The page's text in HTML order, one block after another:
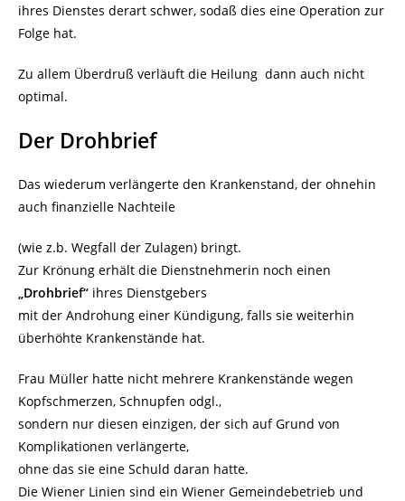
ihres Dienstes derart schwer, sodaß dies eine Operation zur
Folge hat.
Zu allem Überdruß verläuft die Heilung dann auch nicht
optimal.
Der Drohbrief
Das wiederum verlängerte den Krankenstand, der ohnehin
auch finanzielle Nachteile
(wie z.b. Wegfall der Zulagen) bringt.
Zur Krönung erhält die Dienstnehmerin noch einen
„Drohbrief“ ihres Dienstgebers
mit der Androhung einer Kündigung, falls sie weiterhin
überhöhte Krankenstände hat.
Frau Müller hatte nicht mehrere Krankenstände wegen
Kopfschmerzen, Schnupfen odgl.,
sondern nur diesen einzigen, der sich auf Grund von
Komplikationen verlängerte,
ohne das sie eine Schuld daran hatte.
Die Wiener Linien sind ein Wiener Gemeindebetrieb und